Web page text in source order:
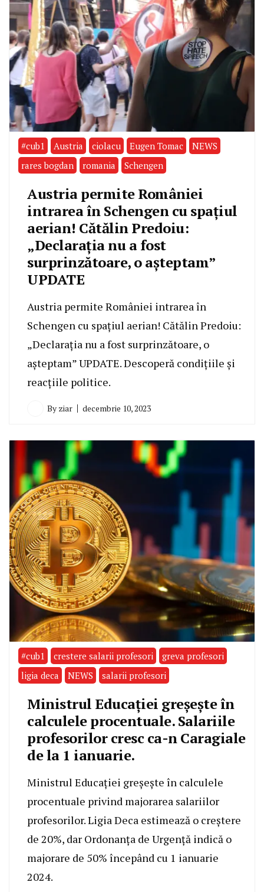
#cub1 Austria ciolacu Eugen Tomac
NEWS
rares bogdan
romania Schengen
Austria permite României
intrarea în Schengen cu spațiul
aerian! Cătălin Predoiu:
„Declarația nu a fost
surprinzătoare, o așteptam”
UPDATE
Austria permite României intrarea în
Schengen cu spațiul aerian! Cătălin Predoiu:
„Declarația nu a fost surprinzătoare, o
așteptam” UPDATE. Descoperă condițiile și
reacțiile politice.
By ziar decembrie 10, 2023
#cub1 crestere salarii profesori
greva profesori
ligia deca
NEWS salarii profesori
Ministrul Educației greșește în
calculele procentuale. Salariile
profesorilor cresc ca-n Caragiale
de la 1 ianuarie.
Ministrul Educației greșește în calculele
procentuale privind majorarea salariilor
profesorilor. Ligia Deca estimează o creștere
de 20%, dar Ordonanța de Urgență indică o
majorare de 50% începând cu 1 ianuarie
2024.